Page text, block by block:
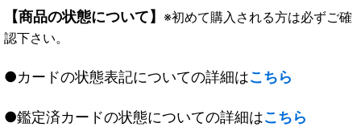
【商品の状態について】 ※初めて購入される方は必ずご確
認下さい。
●カードの状態表記についての詳細はこちら
●鑑定済カードの状態についての詳細はこちら